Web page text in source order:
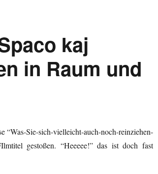
kaj
in Raum und
“Was-Sie-sich-vielleicht-auch-noch-reinziehen-
gestoßen. “Heeeee!” das ist doch fast